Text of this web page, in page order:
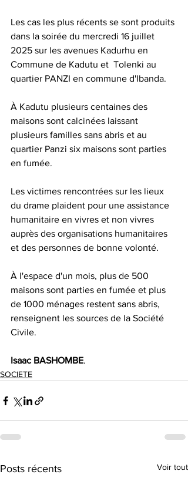
Les cas les plus récents se sont produits
dans la soirée du mercredi 16 juillet
2025 sur les avenues Kadurhu en
Commune de Kadutu et  Tolenki au
quartier PANZI en commune d'Ibanda.
À Kadutu plusieurs centaines des
maisons sont calcinées laissant
plusieurs familles sans abris et au
quartier Panzi six maisons sont parties
en fumée.
Les victimes rencontrées sur les lieux
du drame plaident pour une assistance
humanitaire en vivres et non vivres
auprès des organisations humanitaires
et des personnes de bonne volonté.
À l'espace d'un mois, plus de 500
maisons sont parties en fumée et plus
de 1000 ménages restent sans abris,
renseignent les sources de la Société
Civile.
Isaac BASHOMBE.
SOCIETE
Posts récents Voir tout